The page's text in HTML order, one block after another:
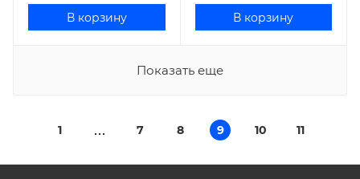
В корзину В корзину
Показать еще
1 7 8 9 10 11